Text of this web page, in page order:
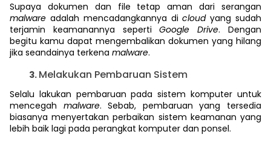
Supaya dokumen dan file tetap aman dari serangan
malware adalah mencadangkannya dicloudyang sudah
terjamin keamanannya sepertiGoogle Drive. Dengan
begitu kamu dapat mengembalikan dokumen yang hilang
jika seandainya terkena malware.
Melakukan Pembaruan Sistem
Selalu lakukan pembaruan pada sistem komputer untuk
mencegah malware. Sebab, pembaruan yang tersedia
biasanya menyertakan perbaikan sistem keamanan yang
lebih baik lagi pada perangkat komputer dan ponsel.